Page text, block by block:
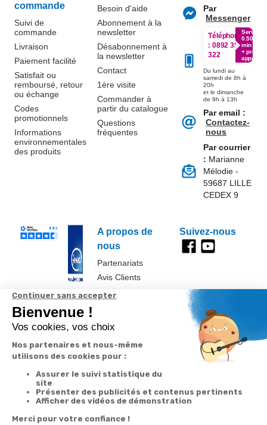
commande
Suivi de
commande
Livraison
Paiement facilité
Satisfait ou
remboursé, retour
ou échange
Codes
promotionnels
Informations
environnementales
des produits
Besoin d'aide
Abonnement à la
newsletter
Désabonnement à
la newsletter
Contact
1ère visite
Commander à
partir du catalogue
Questions
fréquentes
A propos de
nous
Partenariats
Avis Clients
Par
Messenger
Téléphone
: 0892 350
322
Service
0.50€ /
min
+ prix
appel
Du lundi au
samedi de 8h à
20h
et le dimanche
de 9h à 13h
Par email :
Contactez-
nous
Par courrier
: Marianne
Mélodie -
59687 LILLE
CEDEX 9
Suivez-nous
Données
personnelles et
Paramétrer
les cookies
Conditions
générales de